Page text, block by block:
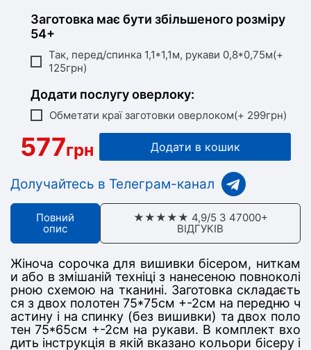
Заготовка має бути збільшеного розміру
54+
Так, перед/спинка 1,1*1,1м, рукави 0,8*0,75м(+
125грн)
Додати послугу оверлоку:
Обметати краї заготовки оверлоком(+ 299грн)
577грн Додати в кошик
Долучайтесь в Телеграм-канал
Повний
опис
★★★★★ 4,9/5 З 47000+
ВІДГУКІВ
Жіноча сорочка для вишивки бісером, ниткам
и або в змішаній техніці з нанесеною повноколі
рною схемою на тканині. Заготовка складаєть
ся з двох полотен 75*75см +-2см на передню ч
астину і на спинку (без вишивки) та двох поло
тен 75*65см +-2см на рукави. В комплект вхо
дить інструкція в якій вказано кольори бісеру і